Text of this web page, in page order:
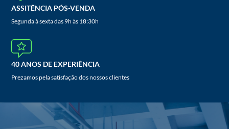
ASSITÊNCIA PÓS-VENDA
Segunda à sexta das 9h às 18:30h
40 ANOS DE EXPERIÊNCIA
Prezamos pela satisfação dos nossos clientes